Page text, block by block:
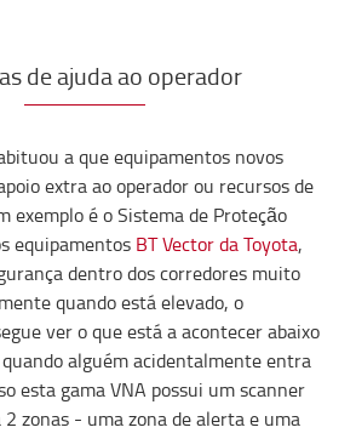
de ajuda ao operador
a que equipamentos novos
extra ao operador ou recursos de
exemplo é o Sistema de Proteção
equipamentos BT Vector da Toyota,
dentro dos corredores muito
quando está elevado, o
ver o que está a acontecer abaixo
alguém acidentalmente entra
esta gama VNA possui um scanner
zonas - uma zona de alerta e uma